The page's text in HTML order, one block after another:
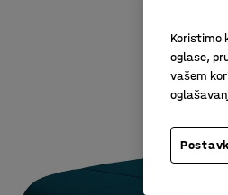
Koristimo
oglase,
vašem